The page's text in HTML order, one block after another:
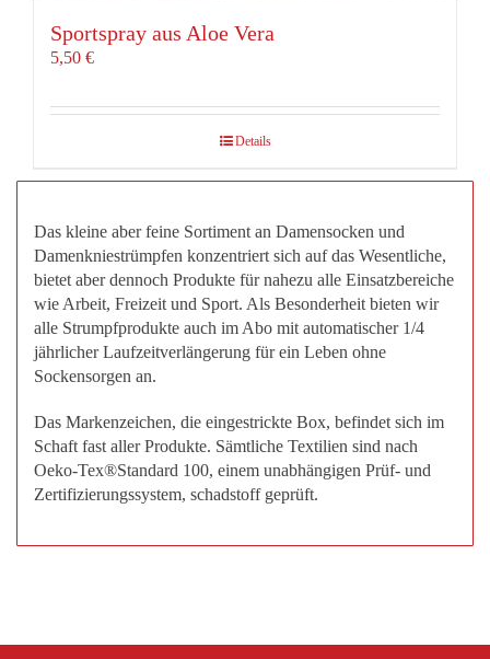
Sportspray aus Aloe Vera
5,50 €
Details
Das kleine aber feine Sortiment an Damensocken und
Damenkniestrümpfen konzentriert sich auf das Wesentliche,
bietet aber dennoch Produkte für nahezu alle Einsatzbereiche
wie Arbeit, Freizeit und Sport. Als Besonderheit bieten wir
alle Strumpfprodukte auch im Abo mit automatischer 1/4
jährlicher Laufzeitverlängerung für ein Leben ohne
Sockensorgen an.
Das Markenzeichen, die eingestrickte Box, befindet sich im
Schaft fast aller Produkte. Sämtliche Textilien sind nach
Oeko-Tex®Standard 100, einem unabhängigen Prüf- und
Zertifizierungssystem, schadstoff geprüft.